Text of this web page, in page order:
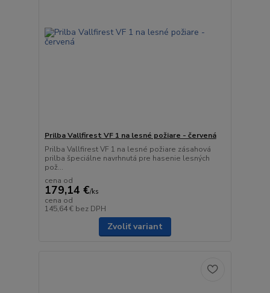
Prilba Vallfirest VF 1 na lesné požiare - červená
Prilba Vallfirest VF 1 na lesné požiare zásahová
prilba špeciálne navrhnutá pre hasenie lesných
pož...
cena od
179,14 €/ks
cena od
145,64 € bez DPH
Zvoliť variant